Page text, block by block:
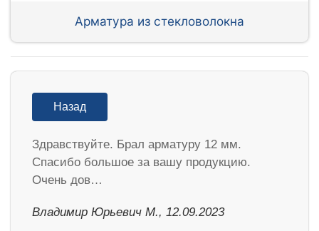
Арматура из стекловолокна
Назад
Здравствуйте. Брал арматуру 12 мм.
Спасибо большое за вашу продукцию.
Очень дов…
Владимир Юрьевич М., 12.09.2023